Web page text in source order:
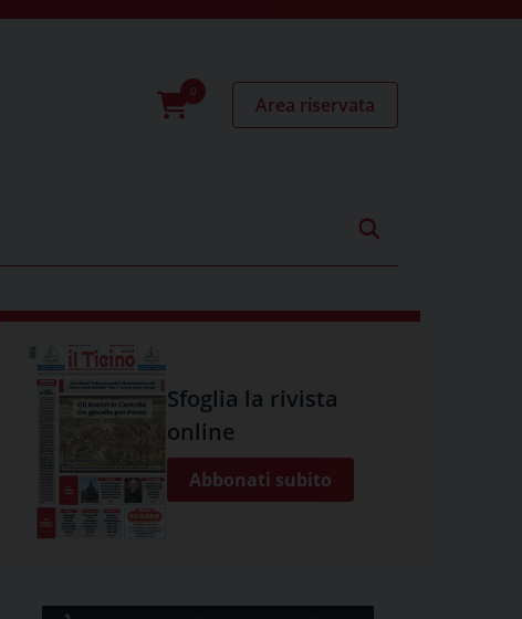
0
Area riservata
Sfoglia la rivista
online
Abbonati subito